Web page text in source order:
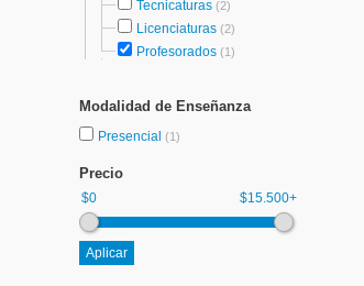
Tecnicaturas (2)
Licenciaturas (2)
Profesorados (1)
Modalidad de Enseñanza
Presencial (1)
Precio
$0 $15.500+